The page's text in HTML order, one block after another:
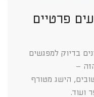
פרטיים
בדיוק למפגשים
–
הישג מטורף
ועוד.